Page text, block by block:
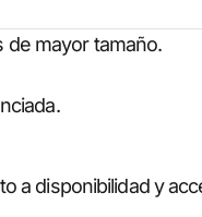
de mayor tamaño.
a disponibilidad y